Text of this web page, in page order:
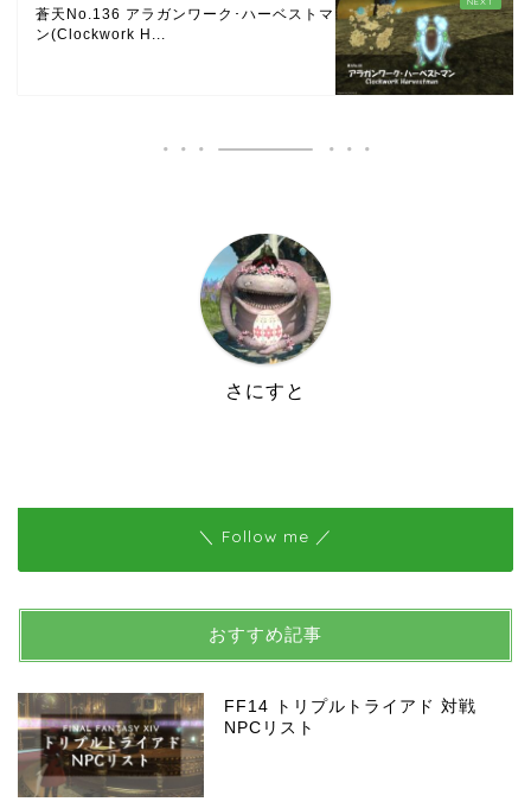
蒼天No.136 アラガンワーク･ハーベストマ
ン(Clockwork H...
さにすと
＼ Follow me ／
おすすめ記事
FF14 トリプルトライアド 対戦
NPCリスト